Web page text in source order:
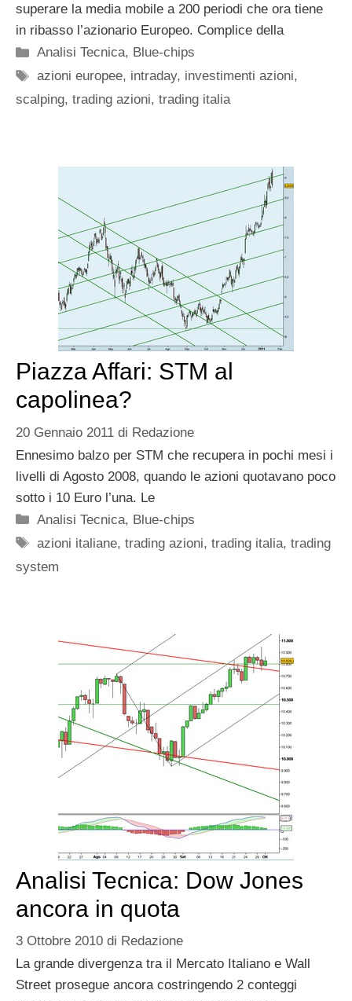
superare la media mobile a 200 periodi che ora tiene
in ribasso l’azionario Europeo. Complice della
Categorie
Analisi Tecnica, Blue-chips
Tag
azioni europee, intraday, investimenti azioni,
scalping, trading azioni, trading italia
Piazza Affari: STM al
capolinea?
20 Gennaio 2011 di Redazione
Ennesimo balzo per STM che recupera in pochi mesi i
livelli di Agosto 2008, quando le azioni quotavano poco
sotto i 10 Euro l’una. Le
Categorie
Analisi Tecnica, Blue-chips
Tag
azioni italiane,trading azioni,trading italia,trading
system
Analisi Tecnica: Dow Jones
ancora in quota
3 Ottobre 2010 di Redazione
La grande divergenza tra il Mercato Italiano e Wall
Street prosegue ancora costringendo 2 conteggi